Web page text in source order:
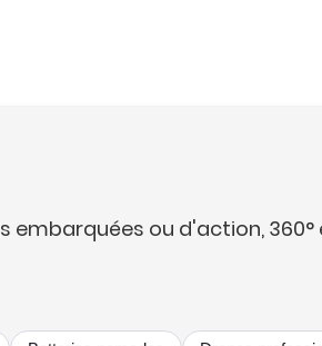
embarquées ou d'action,